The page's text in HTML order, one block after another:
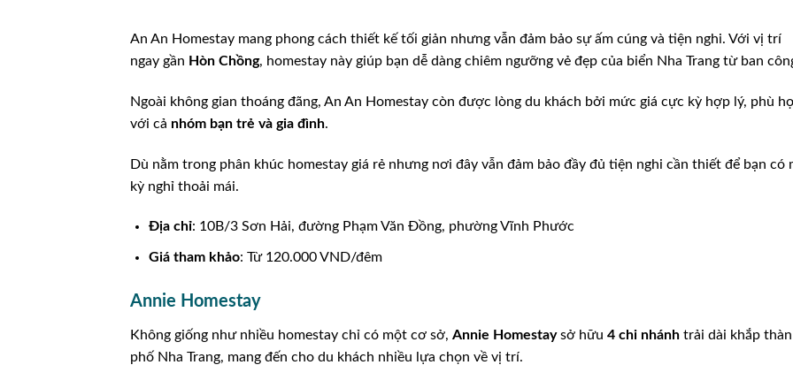
An An Homestay mang phong cách thiết kế tối giản nhưng vẫn đảm bảo sự ấm cúng và tiện nghi. Với vị trí
ngay gần Hòn Chồng, homestay này giúp bạn dễ dàng chiêm ngưỡng vẻ đẹp của biển Nha Trang từ ban
Ngoài không gian thoáng đãng, An An Homestay còn được lòng du khách bởi mức giá cực kỳ hợp lý, phù
với cả nhóm bạn trẻ và gia đình.
Dù nằm trong phân khúc homestay giá rẻ nhưng nơi đây vẫn đảm bảo đầy đủ tiện nghi cần thiết để bạn có
kỳ nghỉ thoải mái.
Địa chỉ: 10B/3 Sơn Hải, đường Phạm Văn Đồng, phường Vĩnh Phước
Giá tham khảo: Từ 120.000 VND/đêm
Annie Homestay
Không giống như nhiều homestay chỉ có một cơ sở, Annie Homestaysở hữu 4 chi nhánh trải dài khắp
phố Nha Trang, mang đến cho du khách nhiều lựa chọn về vị trí.